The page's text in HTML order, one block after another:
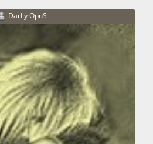
DarLy OpuS